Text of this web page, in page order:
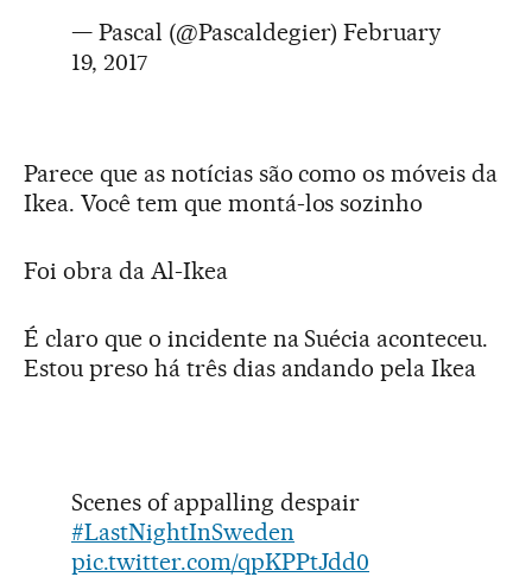
— Pascal (@Pascaldegier) February
19, 2017
Parece que as notícias são como os móveis da
Ikea. Você tem que montá-los sozinho
Foi obra da Al-Ikea
É claro que o incidente na Suécia aconteceu.
Estou preso há três dias andando pela Ikea
Scenes of appalling despair
#LastNightInSweden
pic.twitter.com/qpKPPtJdd0